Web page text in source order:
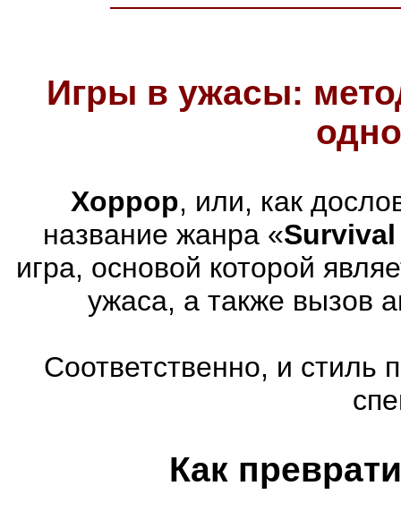
Игры в ужасы:
Хоррор, или, как
название жанра «
игра, основой которой
ужаса, а также вызов
Соответственно, и стиль
Как